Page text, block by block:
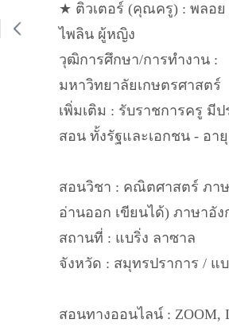
★ ติวเตอร์ (คุณครู) : พลอย
ไพลิน ผู้หญิง
วุฒิการศึกษา/การทำงาน :
มหาวิทยาลัยเกษตรศาสตร์
เพิ่มเติม : รับราชการครู มี
สอน ทั้งรัฐและเอกชน - อายุ
สอนวิชา : คณิตศาสตร์ ภา
อ่านออก เขียนได้) ภาษาอัง
สถานที่ : แบริ่ง ลาซาล
จังหวัด : สมุทรปราการ / แ
สอนทางออนไลน์ : ZOOM,